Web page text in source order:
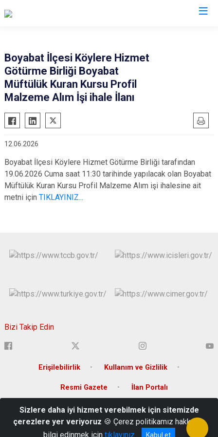
Boyabat İlçesi Köylere Hizmet
Götürme Birliği Boyabat
Müftülük Kuran Kursu Profil
Malzeme Alım İşi ihale İlanı
12.06.2026
Boyabat İlçesi Köylere Hizmet Götürme Birliği tarafından
19.06.2026 Cuma saat 11:30 tarihinde yapılacak olan Boyabat
Müftülük Kuran Kursu Profil Malzeme Alım işi ihalesine ait
metni için TIKLAYINIZ...
Bizi Takip Edin
Erişilebilirlik Kullanım ve Gizlilik
Resmi Gazete İlan Portalı
Hükümet Konağı, Kefevi Mahallesi, 57000 Merkez/Sinop
368 261 1500
Sizlere daha iyi hizmet verebilmek için sitemizde
çerezlere yer veriyoruz 🍪 Çerez politikamız hakkında
bilgi edinmek için tıklayınız Kabul et